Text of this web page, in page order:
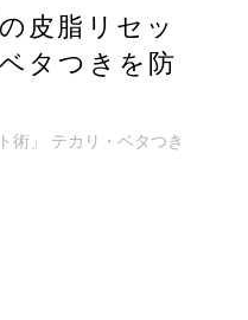
皮脂リセッ
タつきを防
術」 テカリ・ベタつき